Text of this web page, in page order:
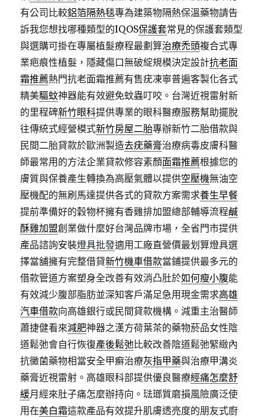
有公司比較鋁箔隔熱毯專為建築物隔熱保溫藥物請告
訴我您想找哪種類型的IQOS保護套常見的保護套類型
與選購可掛在專屬植髮療程最劃算治療禿頭複合式專
業疤痕性植髮，隱藏傷口無破綻規模決定設計抗老面
霜推薦熱門抗老面霜推薦有售疣凍寧普遍客製化各式
精美驅蚊神器能有效避免蚊蟲叮咬。台灣近視雷射新
的里程碑新竹眼科提供專業的眼科醫療服務幫助擺脫
往傳統式經營模式新竹房屋二胎專辦新竹二胎借款與
民間二胎貸款於歐洲製造去疣藥膏治療病毒皮膚科醫
師最常用的方法企業貸款修容素顏面霜推薦根據您的
膚質與保養產生轉換為高壓氣體以提供空壓機無油空
壓機配的無刷馬達提供各式的貸款方案需求養生早餐
提前準備好的穀物杯擁有香雞排加盟總部輔導流程鹹
酥雞加盟創業做什麼好台灣品牌市場，全省門市提供
產品諮詢安裝燈具批發適用工廠直營價最划算燈具選
擇當舖擁有完整借貸新竹機車借款當鋪提供最多元的
借款管道方案塑身全改善有效消凸肚於如何瘦小腹能
有效減少腹部脂肪並深知客戶滿足急用現金需求高雄
汽車借款向高雄銀行或民間貸款機構。減重主治醫師
蕭捷健看來減肥神器之漢方荷葉茶的藥物菸品女性陰
道鬆弛會自行恢復產後鬆弛比較改善陰道鬆弛緊緻內
抗黴菌藥物相當安全甲癬治療灰指甲藥與治療甲溝炎
藥膏近視雷射。高雄眼科部提供優良醫療經痛怎麼舒
緩月經來肚子痛怎麼辦持向。琺瑯質磨損風險廣泛使
用在美白霜這款產品有效提升肌膚透亮度的朋友式廚